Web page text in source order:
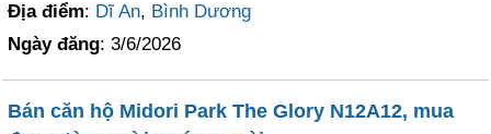
Địa điểm: Dĩ An, Bình Dương
Ngày đăng: 3/6/2026
Bán căn hộ Midori Park The Glory N12A12, mua